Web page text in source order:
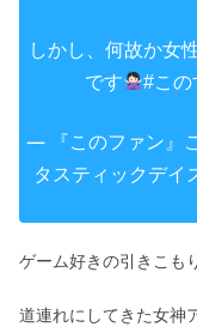
しかし、何故か女
です
#この
— 『このファン』
タスティックデ
ゲーム好きの引きこも
道連れにしてきた女神